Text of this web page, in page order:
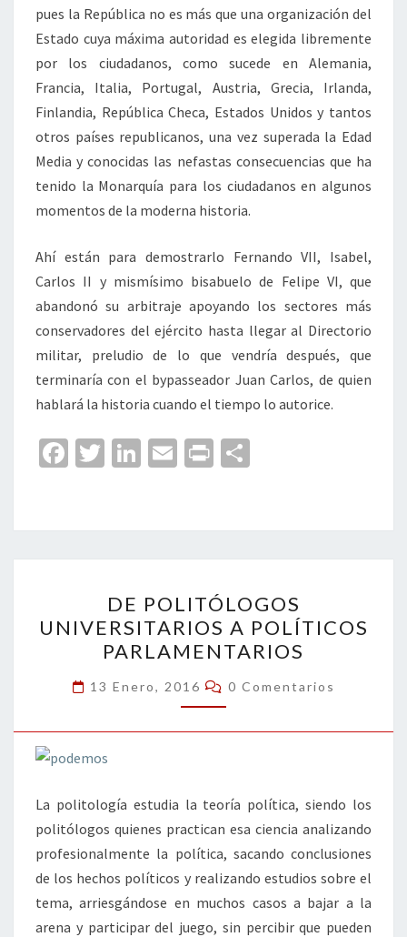
pues la República no es más que una organización del
Estado cuya máxima autoridad es elegida libremente
por los ciudadanos, como sucede en Alemania,
Francia, Italia, Portugal, Austria, Grecia, Irlanda,
Finlandia, República Checa, Estados Unidos y tantos
otros países republicanos, una vez superada la Edad
Media y conocidas las nefastas consecuencias que ha
tenido la Monarquía para los ciudadanos en algunos
momentos de la moderna historia.
Ahí están para demostrarlo Fernando VII, Isabel,
Carlos II y mismísimo bisabuelo de Felipe VI, que
abandonó su arbitraje apoyando los sectores más
conservadores del ejército hasta llegar al Directorio
militar, preludio de lo que vendría después, que
terminaría con el bypasseador Juan Carlos, de quien
hablará la historia cuando el tiempo lo autorice.
Fa
o
o
T
er
Li
dI
n
E
l
Pr
p
ar
tir
POLITÓLOGOS
UNIVERSITARIOS
A
POLÍTICOS
PARLAMENTARIOS
DE POLITÓLOGOS
UNIVERSITARIOS A POLÍTICOS
PARLAMENTARIOS
13 Enero, 2016 Comentarios
0 Comentarios
La politología estudia la teoría política, siendo los
politólogos quienes practican esa ciencia analizando
profesionalmente la política, sacando conclusiones
de los hechos políticos y realizando estudios sobre el
tema, arriesgándose en muchos casos a bajar a la
arena y participar del juego, sin percibir que pueden